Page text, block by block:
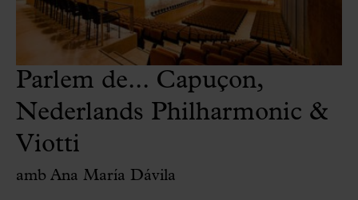
Parlem de... Capuçon,
Nederlands Philharmonic &
Viotti
amb Ana María Dávila